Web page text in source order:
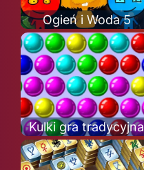
Ogień i Woda 5
Kulki gra tradycyjna